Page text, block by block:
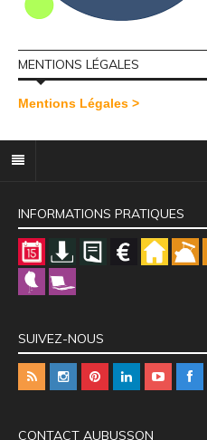
MENTIONS LÉGALES
Mentions Légales >
INFORMATIONS PRATIQUES
SUIVEZ-NOUS
CONTACT AUBUSSON